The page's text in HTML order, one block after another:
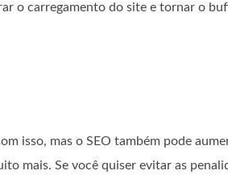
o carregamento do site e tornar o
isso, mas o SEO também pode
mais. Se você quiser evitar as